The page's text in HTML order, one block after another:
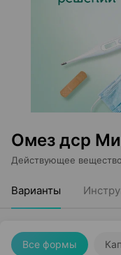
Омез дср
Действующее вещество
Варианты
Все формы